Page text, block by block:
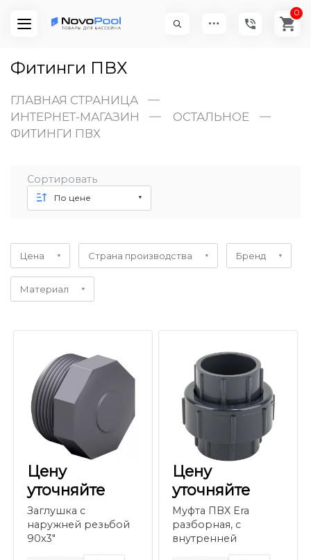
0
Фитинги ПВХ
ГЛАВНАЯ СТРАНИЦА
ИНТЕРНЕТ-МАГАЗИН
ОСТАЛЬНОЕ
ФИТИНГИ ПВХ
Сортировать
По цене
Цена Страна производства Бренд
Материал
Цену
уточняйте
Заглушка с
наружней резьбой
90x3"
Цену
уточняйте
Муфта ПВХ Era
разборная, с
внутренней
резьбой d1-1/2"